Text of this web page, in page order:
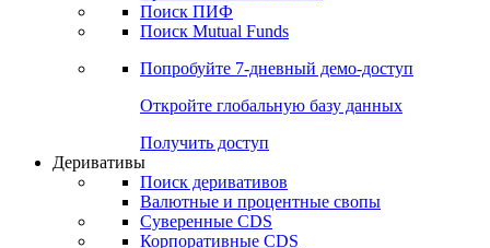
Получить доступ
ETF & Funds
Сравнение ETF & Funds
Поиск Mutual Funds
Попробуйте7-дневный
Откройте глобальную базу данных
Получить доступ
Деривативы